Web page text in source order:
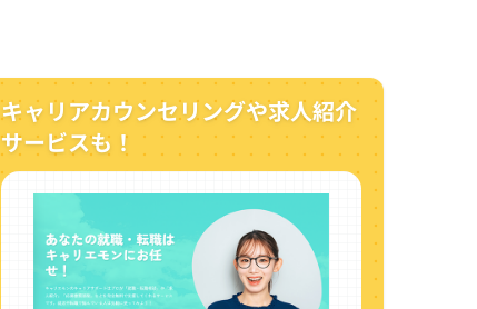
キャリアカウンセリングや求人紹介
サービスも！